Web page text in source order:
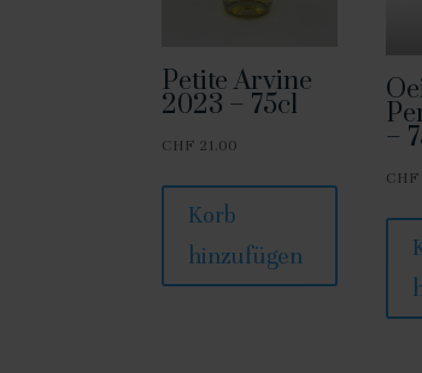
Petite Arvine
2023 – 75cl
CHF 21.00
Korb
hinzufügen
–
CHF